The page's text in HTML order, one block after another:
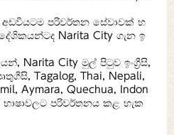
පරිවර්තන සේවාවක් හ
Narita City ගැන ඉ
Narita City මුල් පිටුව ඉංග්‍රීසි,
Tagalog, Thai, Nepali,
Aymara, Quechua, Indon
පරිවර්තනය කළ හැක